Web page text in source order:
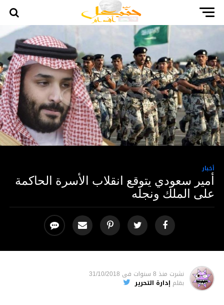
أخبار
أمير سعودي يتوقع انقلاب الأسرة الحاكمة
على الملك ونجله
نشرت منذ 8 سنوات فى 31/10/2018
بقلم إدارة التحرير